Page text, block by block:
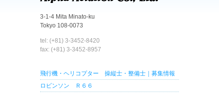
3-1-4 Mita Minato-ku
Tokyo 108-0073
tel: (+81) 3-3452-8420
fax: (+81) 3-3452-8957
飛行機・ヘリコプター 操縦士・整備士｜募集情報
ロビンソン Ｒ６６